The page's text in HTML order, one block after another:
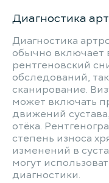
Диагностика
Диагностика
обычно включает
рентгеновский
обследований,
сканирование.
может включать
движений
отёка.
степень износа
изменений в
могут
диагностики.